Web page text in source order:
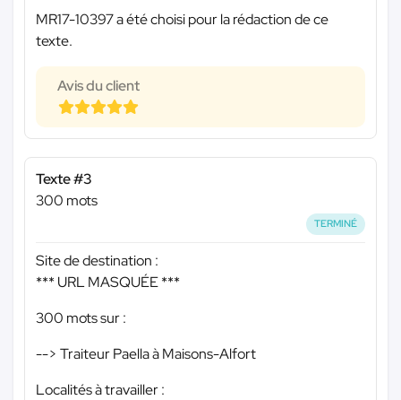
MR17-10397 a été choisi pour la rédaction de ce
texte.
Avis du client
Texte #3
300 mots
TERMINÉ
Site de destination :
*** URL MASQUÉE ***
300 mots sur :
--> Traiteur Paella à Maisons-Alfort
Localités à travailler :